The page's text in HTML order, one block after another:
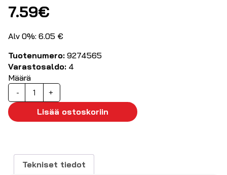
7.59€
Alv 0%: 6.05 €
Tuotenumero: 9274565
Varastosaldo: 4
Määrä
-
XLR
uros
RCA
+
Lisää ostoskoriin
Tekniset tiedot